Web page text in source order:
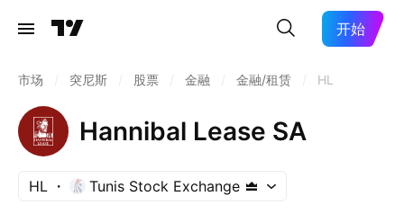
开始
市场 突尼斯 股票 金融 金融/租赁 HL
Hannibal Lease SA
HL Tunis Stock Exchange